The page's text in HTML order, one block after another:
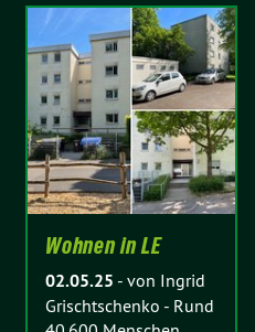
Wohnen in LE
02.05.25 - von Ingrid
Grischtschenko - Rund